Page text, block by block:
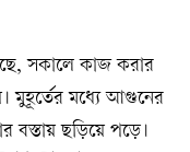
সকালে কাজ করার
মুহূর্তের মধ্যে আগুনের
বস্তায় ছড়িয়ে পড়ে।